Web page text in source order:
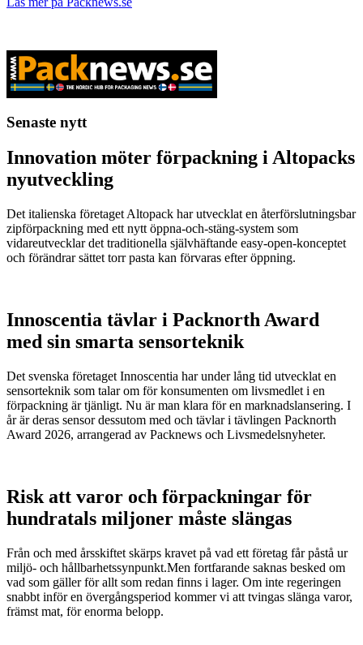
Senaste nytt
Innovation möter förpackning i Altopacks
nyutveckling
Det italienska företaget Altopack har utvecklat en återförslutningsbar
zipförpackning med ett nytt öppna-och-stäng-system som
vidareutvecklar det traditionella självhäftande easy-open-konceptet
och förändrar sättet torr pasta kan förvaras efter öppning.
Innoscentia tävlar i Packnorth Award
med sin smarta sensorteknik
Det svenska företaget Innoscentia har under lång tid utvecklat en
sensorteknik som talar om för konsumenten om livsmedlet i en
förpackning är tjänligt. Nu är man klara för en marknadslansering. I
år är deras sensor dessutom med och tävlar i tävlingen Packnorth
Award 2026, arrangerad av Packnews och Livsmedelsnyheter.
Risk att varor och förpackningar för
hundratals miljoner måste slängas
Från och med årsskiftet skärps kravet på vad ett företag får påstå ur
miljö- och hållbarhetssynpunkt.Men fortfarande saknas besked om
vad som gäller för allt som redan finns i lager. Om inte regeringen
snabbt inför en övergångsperiod kommer vi att tvingas slänga varor,
främst mat, för enorma belopp.